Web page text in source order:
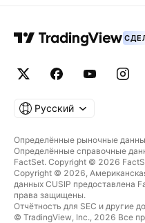
Русский
Определённые рыночные
Определённые справочные
FactSet. Copyright © 2026
Copyright © 2026,
данных CUSIP предоставлена
права защищены.
Отчётность для SEC и другие
© TradingView, Inc., 2026 Все